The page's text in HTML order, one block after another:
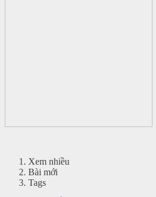
Xem nhiều
Bài mới
Tags